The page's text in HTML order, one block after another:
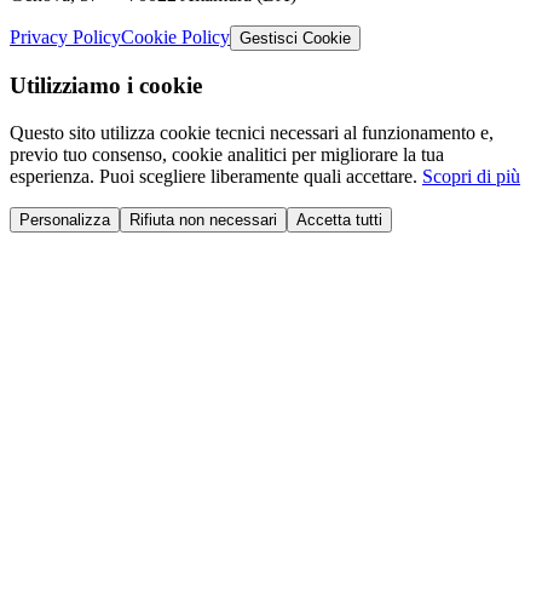
Privacy PolicyCookie Policy Gestisci Cookie
Utilizziamo i cookie
Questo sito utilizza cookie tecnici necessari al funzionamento e,
previo tuo consenso, cookie analitici per migliorare la tua
esperienza. Puoi scegliere liberamente quali accettare. Scopri di più
Personalizza Rifiuta non necessari Accetta tutti